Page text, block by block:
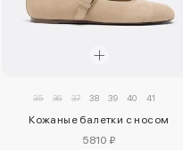
35 36 37 38 39 40 41
Кожаные балетки с носом
5810 ₽